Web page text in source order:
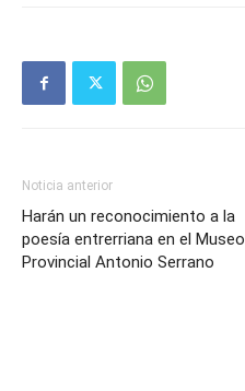
Noticia anterior
Harán un reconocimiento a la
poesía entrerriana en el Museo
Provincial Antonio Serrano